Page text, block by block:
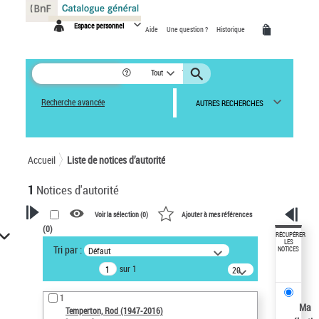
Espace personnel Aide Une question ? Historique
Tout
Recherche avancée AUTRES RECHERCHES
Accueil Liste de notices d’autorité
1 Notices d'autorité
VOTRE RECHERCHE
Recherche avancée dans les
notices d’autorité
Œuvres liées à l'auteur :
Temperton, Rod (1947-2016)
Voir la sélection (0) Ajouter à mes références
(0)
Tri par : Défaut
sur 1
20
résultats/page
1
Temperton, Rod (1947-2016)
RÉCUPÉRER
LES
NOTICES
Ma
Panneau de gestion des cookies